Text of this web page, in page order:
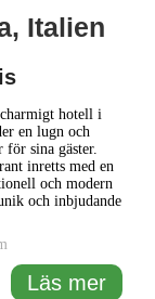
Italien
hotell i
en lugn och
för sina gäster.
inretts med en
och modern
och inbjudande
designade för
och avkoppling.
avstånd
Läs mer
Läs mer